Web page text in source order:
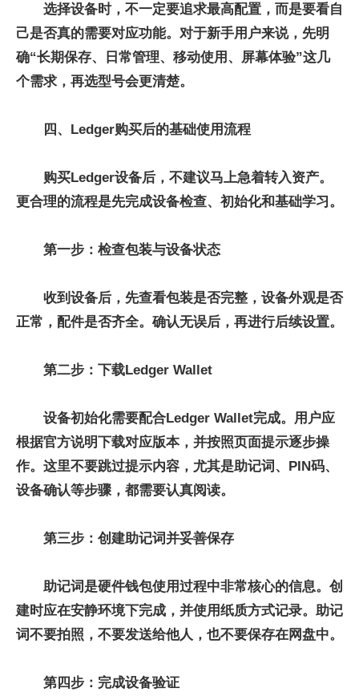
选择设备时，不一定要追求最高配置，而是要看自
己是否真的需要对应功能。对于新手用户来说，先明
确“长期保存、日常管理、移动使用、屏幕体验”这几
个需求，再选型号会更清楚。
四、Ledger购买后的基础使用流程
购买Ledger设备后，不建议马上急着转入资产。
更合理的流程是先完成设备检查、初始化和基础学习。
第一步：检查包装与设备状态
收到设备后，先查看包装是否完整，设备外观是否
正常，配件是否齐全。确认无误后，再进行后续设置。
第二步：下载Ledger Wallet
设备初始化需要配合Ledger Wallet完成。用户应
根据官方说明下载对应版本，并按照页面提示逐步操
作。这里不要跳过提示内容，尤其是助记词、PIN码、
设备确认等步骤，都需要认真阅读。
第三步：创建助记词并妥善保存
助记词是硬件钱包使用过程中非常核心的信息。创
建时应在安静环境下完成，并使用纸质方式记录。助记
词不要拍照，不要发送给他人，也不要保存在网盘中。
第四步：完成设备验证